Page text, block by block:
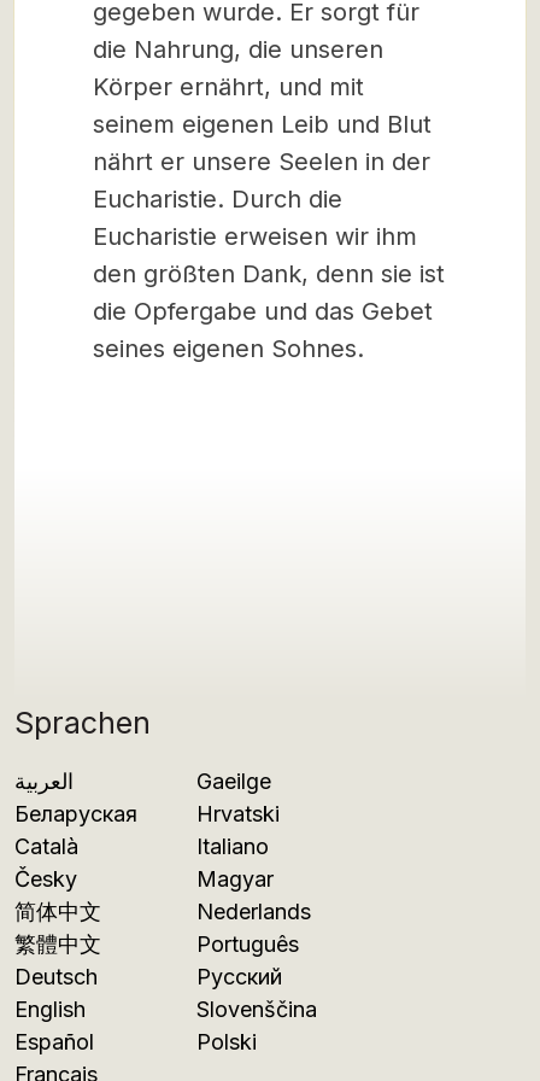
Sprachen
العربية
Беларуская
Català
Česky
简体中文
繁體中文
Deutsch
English
Español
Français
Gaeilge
Hrvatski
Italiano
Magyar
Nederlands
Português
Русский
Slovenščina
Polski
gegeben wurde. Er sorgt für
die Nahrung, die unseren
Körper ernährt, und mit
seinem eigenen Leib und Blut
nährt er unsere Seelen in der
Eucharistie. Durch die
Eucharistie erweisen wir ihm
den größten Dank, denn sie ist
die Opfergabe und das Gebet
seines eigenen Sohnes.